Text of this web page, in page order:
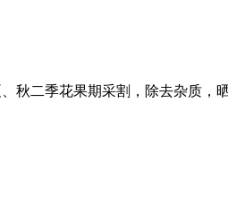
秋二季花果期采割，除去杂质，